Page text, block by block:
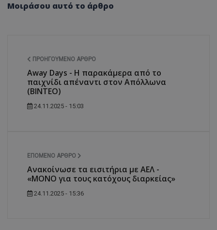
Μοιράσου αυτό το άρθρο
ΠΡΟΗΓΟΎΜΕΝΟ ΆΡΘΡΟ
Away Days - Η παρακάμερα από το
παιχνίδι απέναντι στον Απόλλωνα
(ΒΙΝΤΕΟ)
24.11.2025 - 15:03
ΕΠΌΜΕΝΟ ΆΡΘΡΟ
Ανακοίνωσε τα εισιτήρια με ΑΕΛ -
«ΜΟΝΟ για τους κατόχους διαρκείας»
24.11.2025 - 15:36